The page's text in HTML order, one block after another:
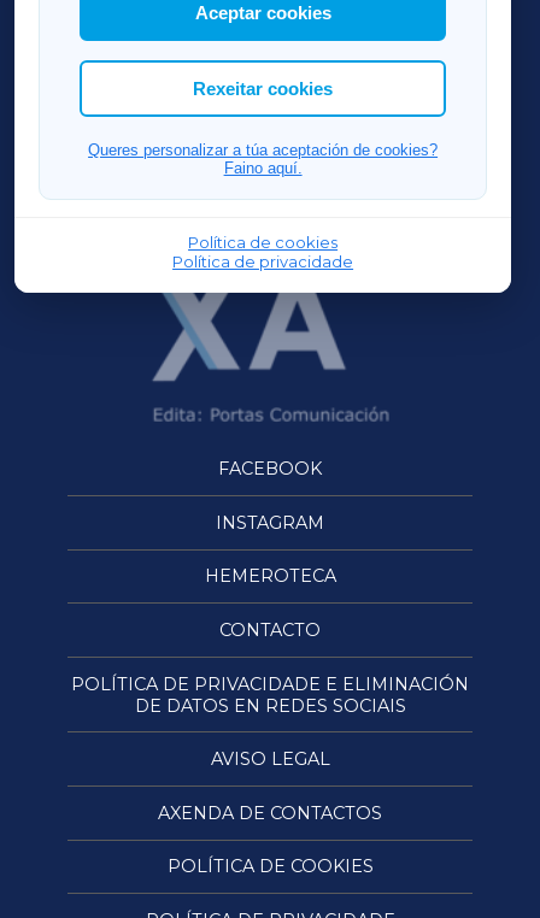
Así mesmo, podes personalizar a elección das
cookies que desexas permitir.
Aceptar cookies
Rexeitar cookies
Queres personalizar a túa aceptación de cookies?
Faino aquí.
Política de cookies
Política de privacidade
RIBEIRASACRAXA
ACORUÑAXA
FERROLXA
OURENSEXA
FACEBOOK
INSTAGRAM
HEMEROTECA
CONTACTO
POLÍTICA DE PRIVACIDADE E ELIMINACIÓN
DE DATOS EN REDES SOCIAIS
AVISO LEGAL
AXENDA DE CONTACTOS
POLÍTICA DE COOKIES